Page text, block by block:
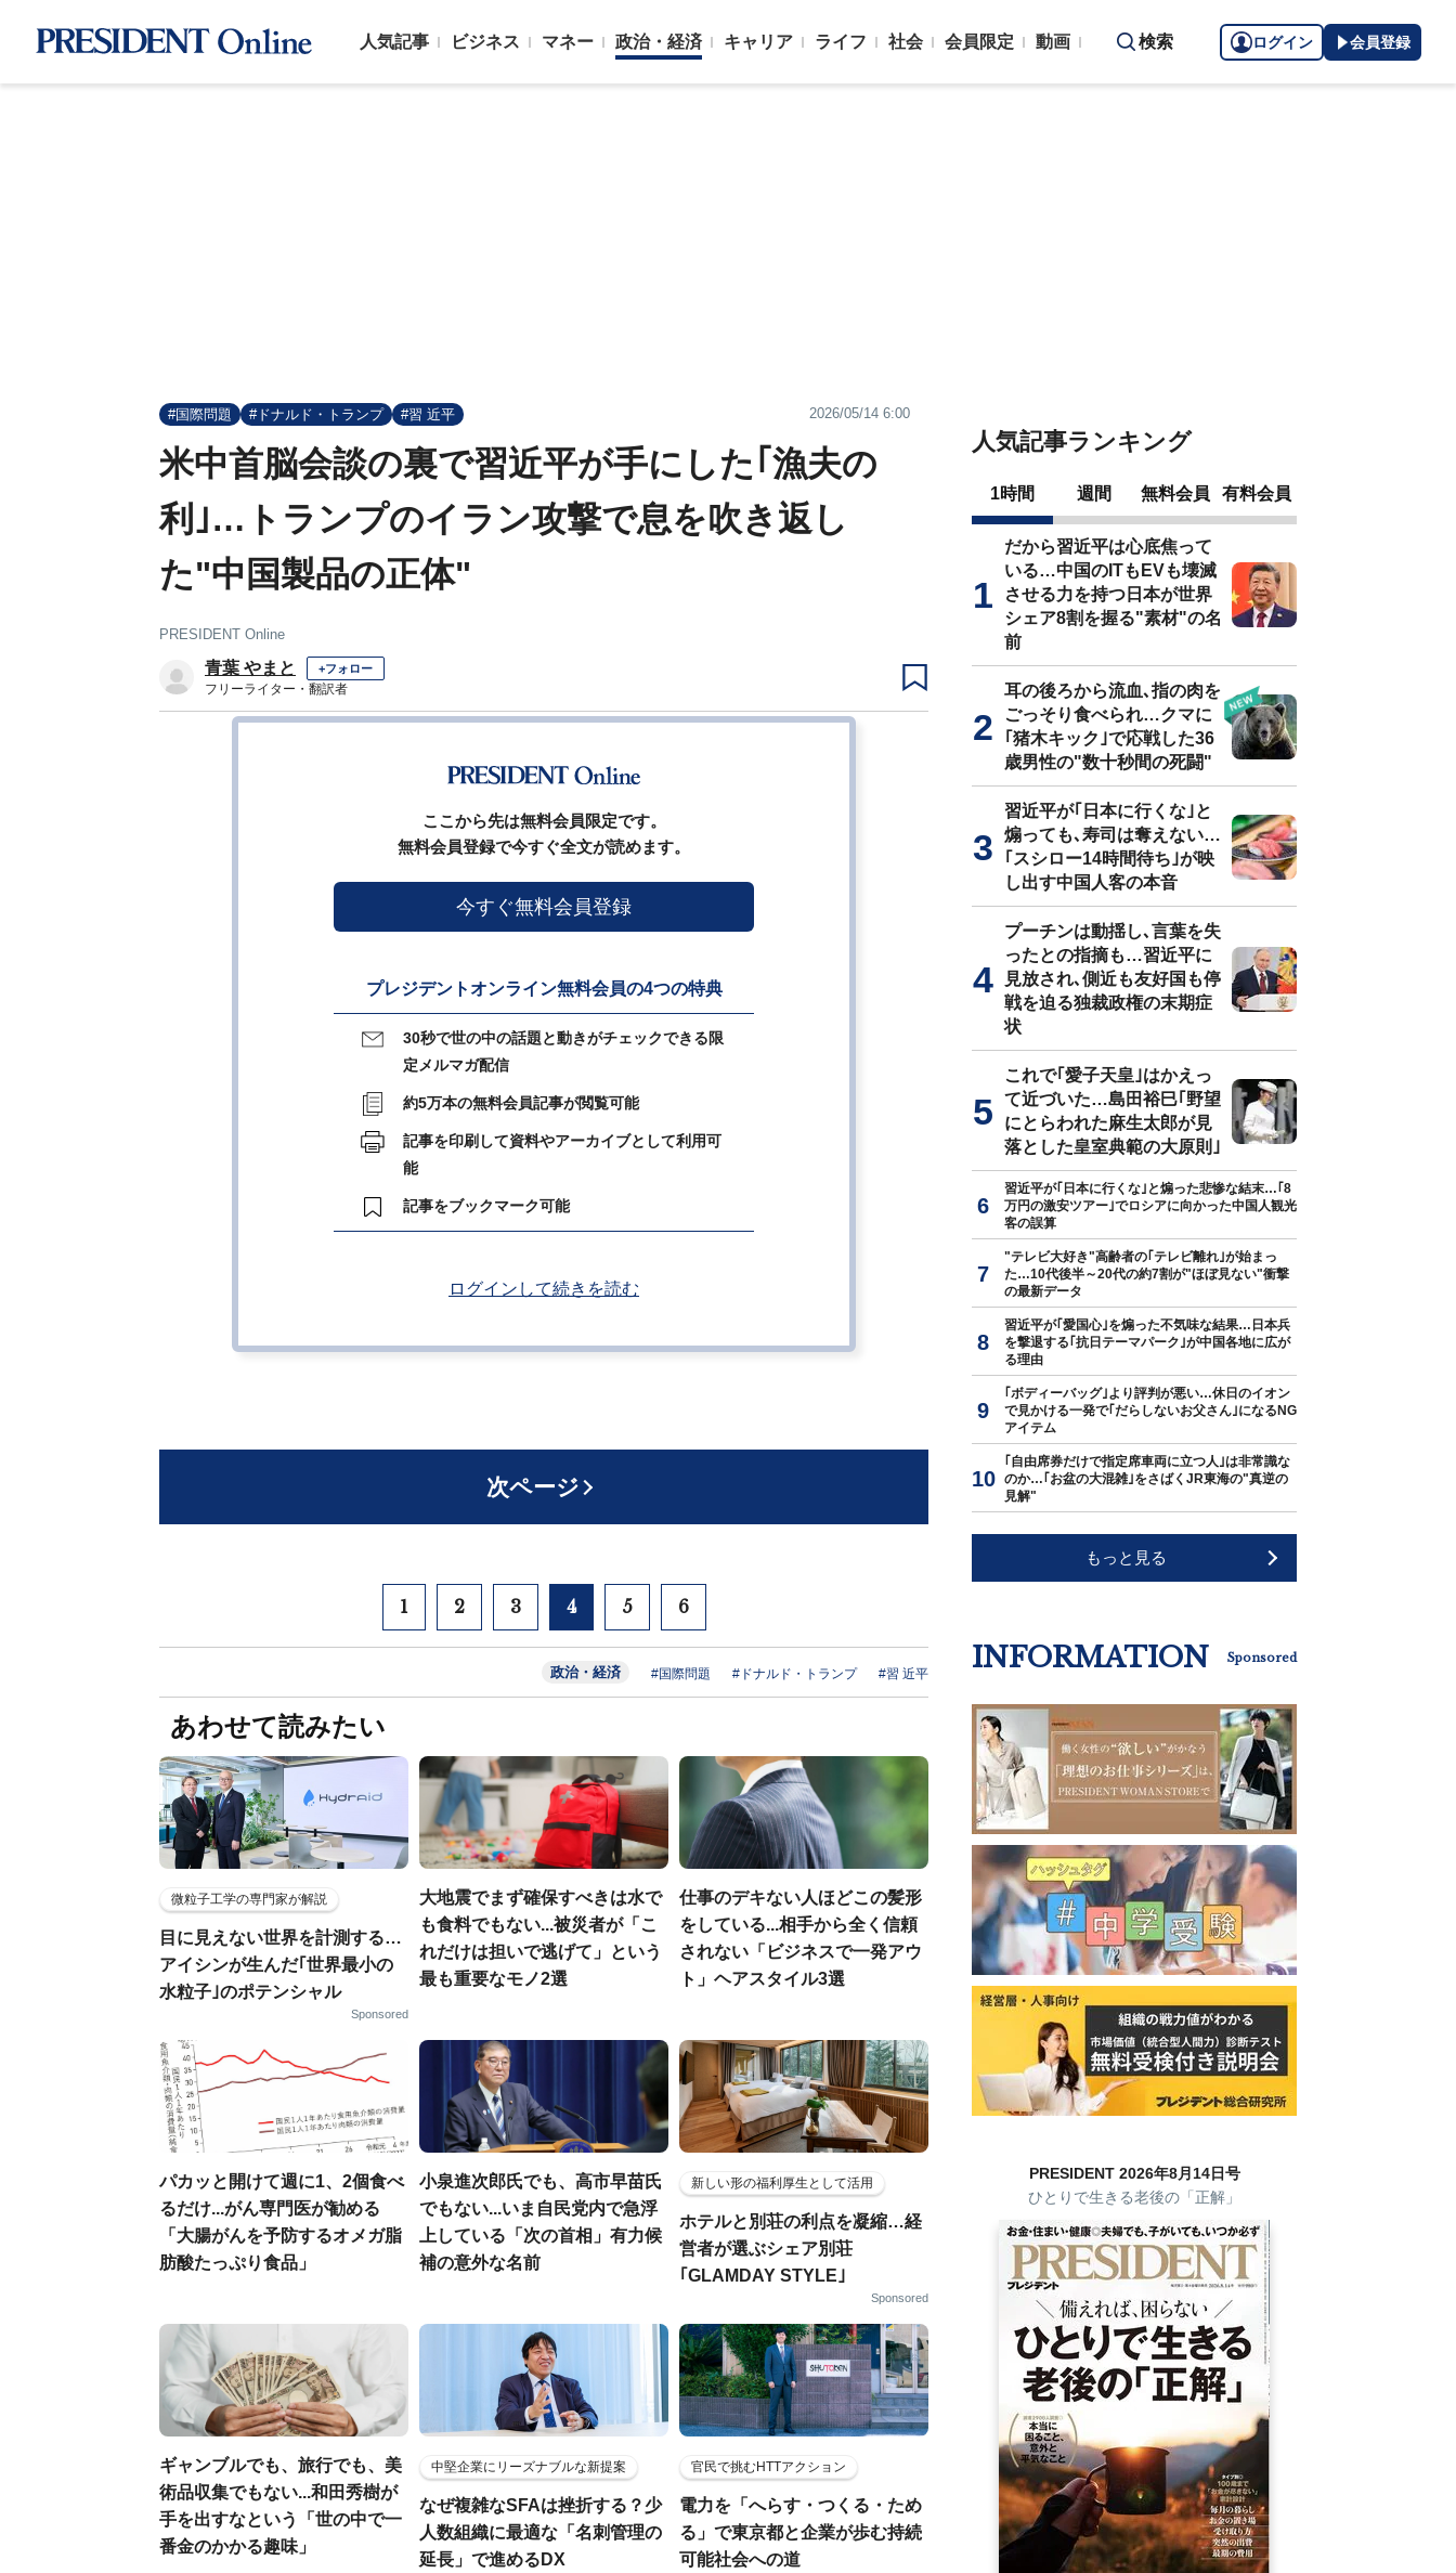
人気記事 ビジネス マネー 政治・経済 キャリア ライフ 社会 会員限定 動画 検索 ログイン 会員登録
#国際問題 #ドナルド・トランプ #習 近平 2026/05/14 6:00
米中首脳会談の裏で習近平が手にした｢漁夫の
利｣…トランプのイラン攻撃で息を吹き返し
た"中国製品の正体"
PRESIDENT Online
青葉 やまと +フォロー
フリーライター・翻訳者
ここから先は無料会員限定です。
無料会員登録で今すぐ全文が読めます。
今すぐ無料会員登録
プレジデントオンライン無料会員の4つの特典
30秒で世の中の話題と動きがチェックできる限
定メルマガ配信
約5万本の無料会員記事が閲覧可能
記事を印刷して資料やアーカイブとして利用可
能
記事をブックマーク可能
ログインして続きを読む
次ページ
1 2 3 4 5 6
政治・経済 #国際問題 #ドナルド・トランプ #習 近平
あわせて読みたい
微粒子工学の専門家が解説
目に見えない世界を計測する…
アイシンが生んだ｢世界最小の
水粒子｣のポテンシャル
Sponsored
大地震でまず確保すべきは水で
も食料でもない...被災者が「こ
れだけは担いで逃げて」という
最も重要なモノ2選
仕事のデキない人ほどこの髪形
をしている...相手から全く信頼
されない「ビジネスで一発アウ
ト」ヘアスタイル3選
パカッと開けて週に1、2個食べ
るだけ...がん専門医が勧める
「大腸がんを予防するオメガ脂
肪酸たっぷり食品」
小泉進次郎氏でも、高市早苗氏
でもない...いま自民党内で急浮
上している「次の首相」有力候
補の意外な名前
新しい形の福利厚生として活用
ホテルと別荘の利点を凝縮…経
営者が選ぶシェア別荘
｢GLAMDAY STYLE｣
Sponsored
ギャンブルでも、旅行でも、美
術品収集でもない...和田秀樹が
手を出すなという「世の中で一
番金のかかる趣味」
中堅企業にリーズナブルな新提案
なぜ複雑なSFAは挫折する？少
人数組織に最適な「名刺管理の
延長」で進めるDX
官民で挑むHTTアクション
電力を「へらす・つくる・ため
る」で東京都と企業が歩む持続
可能社会への道
人気記事ランキング
1時間 週間 無料会員 有料会員
だから習近平は心底焦って
いる…中国のITもEVも壊滅
させる力を持つ日本が世界
シェア8割を握る"素材"の名
前
耳の後ろから流血､指の肉を
ごっそり食べられ…クマに
｢猪木キック｣で応戦した36
歳男性の"数十秒間の死闘"
習近平が｢日本に行くな｣と
煽っても､寿司は奪えない…
｢スシロー14時間待ち｣が映
し出す中国人客の本音
プーチンは動揺し､言葉を失
ったとの指摘も…習近平に
見放され､側近も友好国も停
戦を迫る独裁政権の末期症
状
これで｢愛子天皇｣はかえっ
て近づいた…島田裕巳｢野望
にとらわれた麻生太郎が見
落とした皇室典範の大原則｣
習近平が｢日本に行くな｣と煽った悲惨な結末…｢8
万円の激安ツアー｣でロシアに向かった中国人観光
客の誤算
"テレビ大好き"高齢者の｢テレビ離れ｣が始まっ
た…10代後半～20代の約7割が"ほぼ見ない"衝撃
の最新データ
習近平が｢愛国心｣を煽った不気味な結果…日本兵
を撃退する｢抗日テーマパーク｣が中国各地に広が
る理由
｢ボディーバッグ｣より評判が悪い…休日のイオン
で見かける一発で｢だらしないお父さん｣になるNG
アイテム
｢自由席券だけで指定席車両に立つ人｣は非常識な
のか…｢お盆の大混雑｣をさばくJR東海の"真逆の
見解"
もっと見る
INFORMATION Sponsored
PRESIDENT 2026年8月14日号
ひとりで生きる老後の「正解」